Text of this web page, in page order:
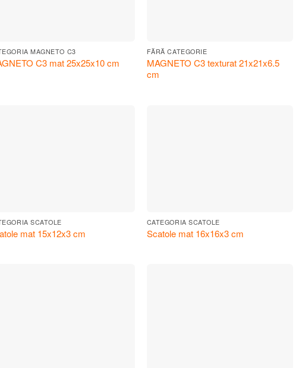
MAGNETO C3
C3 mat 25x25x10 cm
FĂRĂ CATEGORIE
MAGNETO C3 texturat 21x21x6.5
cm
SCATOLE
mat 15x12x3 cm
CATEGORIA SCATOLE
Scatole mat 16x16x3 cm